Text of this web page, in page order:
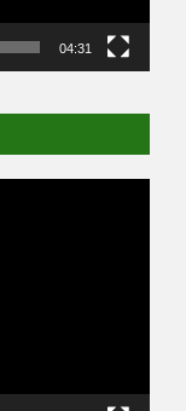
04:31